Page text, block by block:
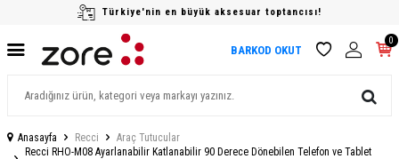
Türkiye'nin en büyük aksesuar toptancısı!
BARKOD OKUT
0
Anasayfa Recci
Araç Tutucular
Recci RHO-M08 Ayarlanabilir Katlanabilir 90 Derece Dönebilen Telefon ve Tablet